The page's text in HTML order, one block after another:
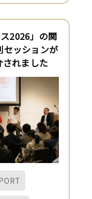
2026」の関
ッションが
されました